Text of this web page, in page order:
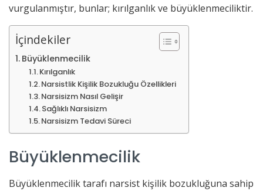
vurgulanmıştır, bunlar; kırılganlık ve büyüklenmeciliktir.
İçindekiler
Büyüklenmecilik
Kırılganlık
Narsistlik Kişilik Bozukluğu Özellikleri
Narsisizm Nasıl Gelişir
Sağlıklı Narsisizm
Narsisizm Tedavi Süreci
Büyüklenmecilik
Büyüklenmecilik tarafı narsist kişilik bozukluğuna sahip